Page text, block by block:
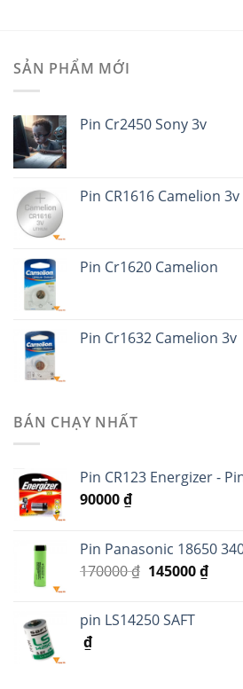
SẢN PHẨM MỚI
Pin Cr2450 Sony 3v
Pin CR1616 Camelion 3v
Pin Cr1620 Camelion
Pin Cr1632 Camelion 3v
BÁN CHẠY NHẤT
Pin CR123 Energizer -
90000₫
Pin Panasonic 18650
170000₫ 145000₫
pin LS14250 SAFT
₫